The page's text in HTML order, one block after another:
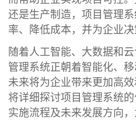
还是生产制造，项目管理
率、降低成本，并为企业决
随着人工智能、大数据和
管理系统正朝着智能化、
未来将为企业带来更加高
将详细探讨项目管理系统
实施流程及未来发展方向